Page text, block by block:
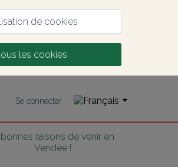
de cookies
les cookies
Se connecter
raisons de venir en
Vendée !